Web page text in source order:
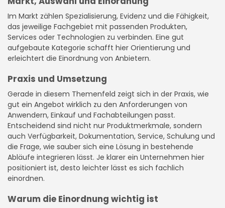
Im Markt zählen Spezialisierung, Evidenz und die Fähigkeit,
das jeweilige Fachgebiet mit passenden Produkten,
Services oder Technologien zu verbinden. Eine gut
aufgebaute Kategorie schafft hier Orientierung und
erleichtert die Einordnung von Anbietern.
Praxis und Umsetzung
Gerade in diesem Themenfeld zeigt sich in der Praxis, wie
gut ein Angebot wirklich zu den Anforderungen von
Anwendern, Einkauf und Fachabteilungen passt.
Entscheidend sind nicht nur Produktmerkmale, sondern
auch Verfügbarkeit, Dokumentation, Service, Schulung und
die Frage, wie sauber sich eine Lösung in bestehende
Abläufe integrieren lässt. Je klarer ein Unternehmen hier
positioniert ist, desto leichter lässt es sich fachlich
einordnen.
Warum die Einordnung wichtig ist